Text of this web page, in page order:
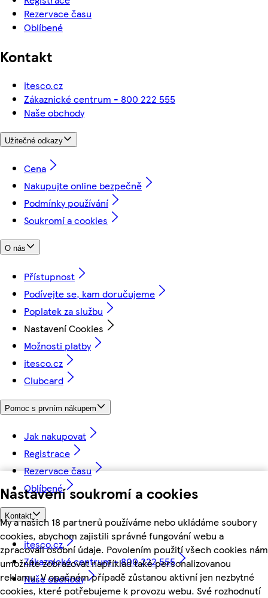
Nastavení soukromí a cookies
My a našich 18 partnerů používáme nebo ukládáme soubory
cookies, abychom zajistili správné fungování webu a
zpracovali osobní údaje. Povolením použití všech cookies nám
umožníte zobrazovat například také personalizovanou
reklamu. V opačném případě zůstanou aktivní jen nezbytné
cookies, které potřebujeme k provozu webu. Své rozhodnutí
Rezervace času
Oblíbené
Kontakt
itesco.cz
Zákaznické centrum - 800 222 555
Naše obchody
Užitečné odkazy
Cena
Nakupujte online bezpečně
Podmínky používání
Soukromí a cookies
O nás
Přístupnost
Podívejte se, kam doručujeme
Poplatek za službu
Nastavení Cookies
Možnosti platby
itesco.cz
Clubcard
Pomoc s prvním nákupem
Jak nakupovat
Registrace
Rezervace času
Oblíbené
Kontakt
itesco.cz
Zákaznické centrum - 800 222 555
Naše obchody